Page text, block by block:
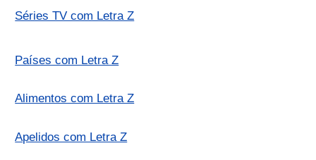
Séries TV com Letra Z
Países com Letra Z
Alimentos com Letra Z
Apelidos com Letra Z